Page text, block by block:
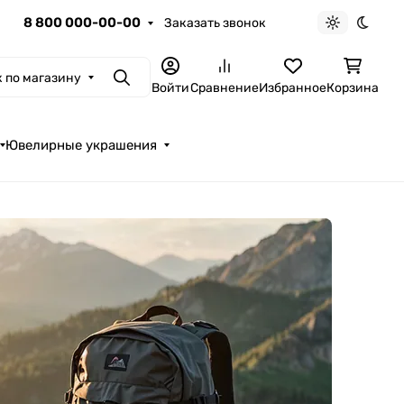
8 800 000-00-00 Заказать звонок
Светлая
по магазину ПоискВойтиСравнениеИзбранноеКорзина
Ювелирные украшения